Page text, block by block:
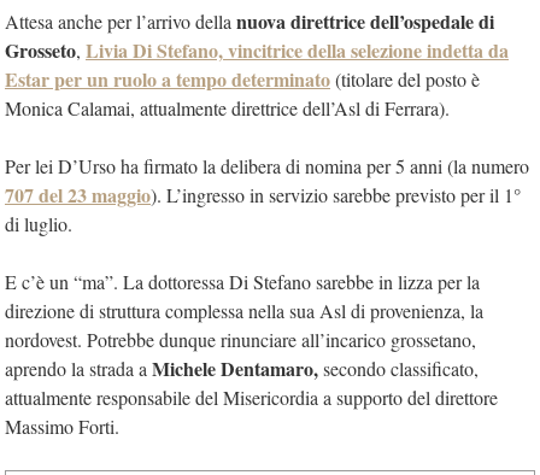
Attesa anche per l’arrivo della nuova direttrice dell’ospedale di
Grosseto, Livia Di Stefano,vincitrice della selezione indetta da
Estar per un ruolo a tempo determinato(titolare del posto è
Monica Calamai, attualmente direttrice dell’Asl di Ferrara).
Per lei D’Urso ha firmato la delibera di nomina per 5 anni (la numero
707 del 23 maggio). L’ingresso in servizio sarebbe previsto per il 1°
di luglio.
E c’è un “ma”. La dottoressa Di Stefano sarebbe in lizza per la
direzione di struttura complessa nella sua Asl di provenienza, la
nordovest. Potrebbe dunque rinunciare all’incarico grossetano,
aprendo la strada a Michele Dentamaro,secondo classificato,
attualmente responsabile del Misericordia a supporto del direttore
Massimo Forti.